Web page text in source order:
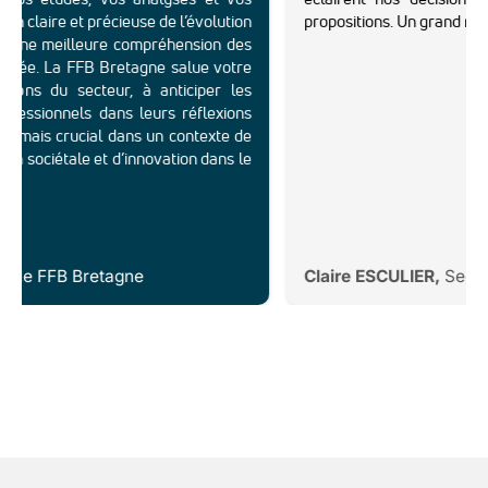
et précieuse de l’évolution
compréhension des
La FFB Bretagne salue votre
du secteur, à anticiper les
dans leurs réflexions
crucial dans un contexte de
et d’innovation dans le
Bretagne
propositions. Un grand merci
Claire ESCULIER,